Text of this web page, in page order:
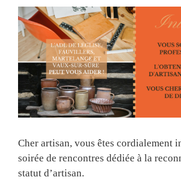
View
Larger
Image
Cher artisan, vous êtes cordialement
soirée de rencontres dédiée à la
statut d’artisan.